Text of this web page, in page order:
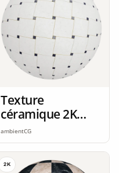
Texture
céramique 2K
seamless
ambientCG
2K